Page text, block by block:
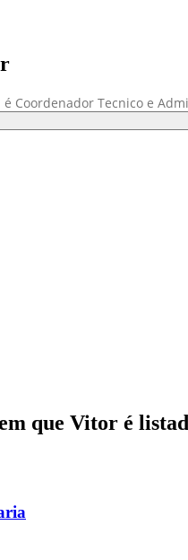
Coordenador Tecnico e
que Vitor é